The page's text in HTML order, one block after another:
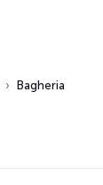
Bagheria